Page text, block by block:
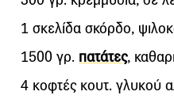
1 σκελίδα σκόρδο,
1500 γρ. πατάτες,
4 κοφτές κουτ. γλυκού